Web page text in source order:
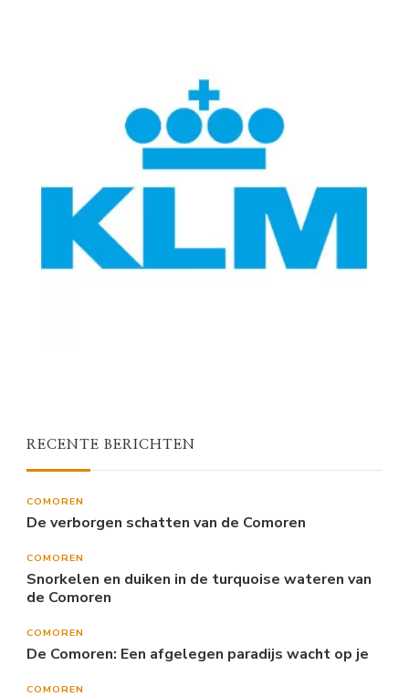
RECENTE BERICHTEN
COMOREN
De verborgen schatten van de Comoren
COMOREN
Snorkelen en duiken in de turquoise wateren van
de Comoren
COMOREN
De Comoren: Een afgelegen paradijs wacht op je
COMOREN